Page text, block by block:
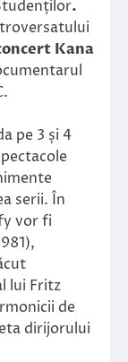
.
Kana
pe 3 și 4
serii. În
vor fi
lui Fritz
de
dirijorului